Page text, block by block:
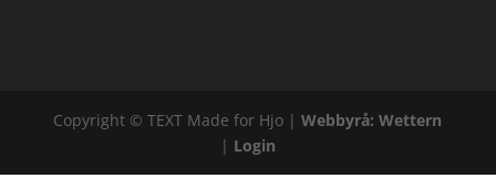
Copyright ©TEXT Made for Hjo |Webbyrå: Wettern
| Login